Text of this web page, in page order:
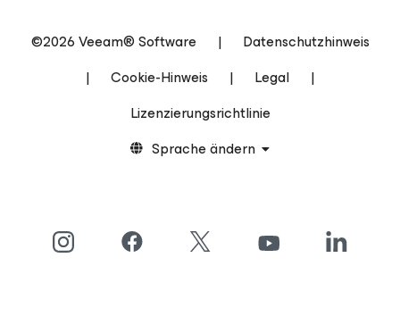
©2026 Veeam® Software |
Datenschutzhinweis
|
Cookie-Hinweis | Legal
|
Lizenzierungsrichtlinie
Sprache ändern